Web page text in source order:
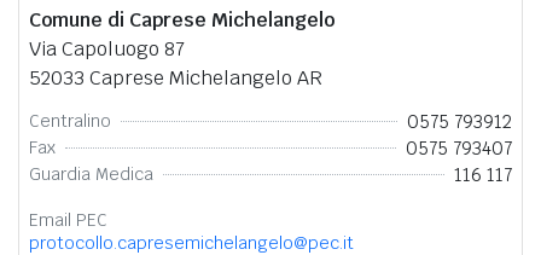
Comune di Caprese Michelangelo
Via Capoluogo 87
52033 Caprese Michelangelo AR
Centralino 0575 793912
Fax 0575 793407
Guardia Medica 116 117
Email PEC
protocollo.capresemichelangelo@pec.it